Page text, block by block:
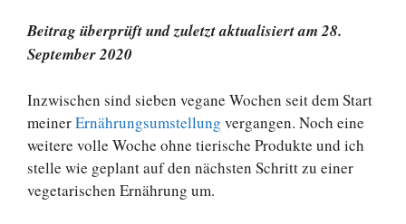
Beitrag überprüft und zuletzt aktualisiert am 28.
September 2020
Inzwischen sind sieben vegane Wochen seit dem Start
meinerErnährungsumstellung vergangen. Noch eine
weitere volle Woche ohne tierische Produkte und ich
stelle wie geplant auf den nächsten Schritt zu einer
vegetarischen Ernährung um.